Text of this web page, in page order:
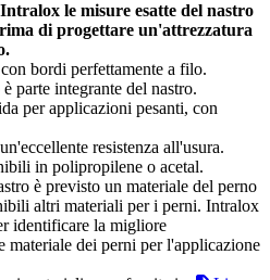
le misure esatte del nastro
di progettare un'attrezzatura
bordi perfettamente a filo.
parte integrante del nastro.
per applicazioni pesanti, con
resistenza all'usura.
in polipropilene o acetal.
è previsto un materiale del perno
altri materiali per i perni. Intralox
identificare la migliore
materiale dei perni per l'applicazione